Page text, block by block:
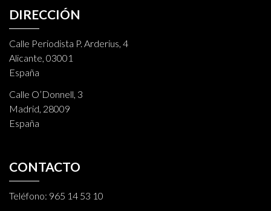
DIRECCIÓN
Calle Periodista P. Arderius, 4
Alicante, 03001
España
Calle O’Donnell, 3
Madrid, 28009
España
CONTACTO
Teléfono: 965 14 53 10